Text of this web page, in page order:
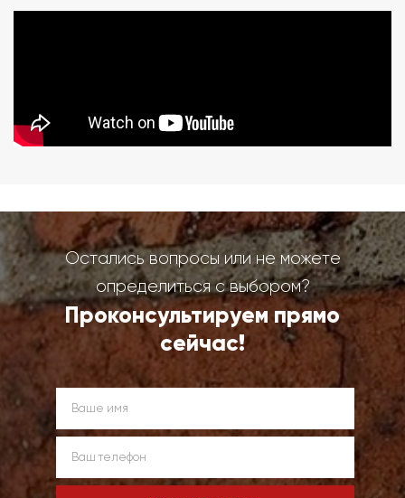
Остались вопросы или не можете
определиться с выбором?
Проконсультируем прямо
сейчас!